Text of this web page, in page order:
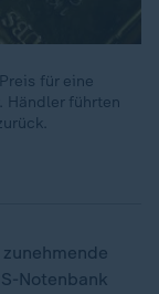
für eine
Händler führten
Notenbank